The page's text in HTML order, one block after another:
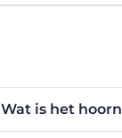
Wat is het